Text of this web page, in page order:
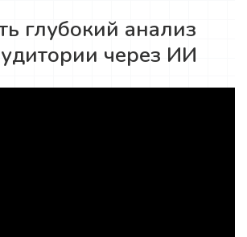
глубокий анализ
через ИИ